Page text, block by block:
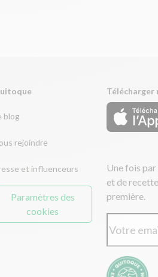
blog
rejoindre
et influenceurs
Paramètres des
cookies
Télécharger
Une fois par
et de
première.